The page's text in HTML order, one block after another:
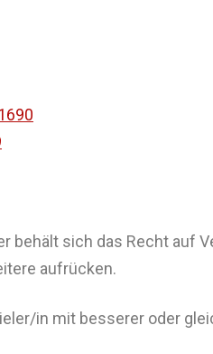
behält sich das Recht auf
aufrücken.
in mit besserer oder